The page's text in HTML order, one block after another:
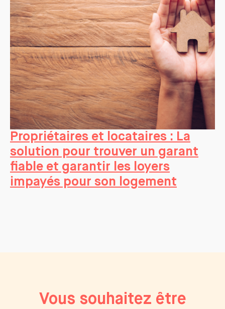
Propriétaires et locataires : La
solution pour trouver un garant
fiable et garantir les loyers
impayés pour son logement
Vous souhaitez être